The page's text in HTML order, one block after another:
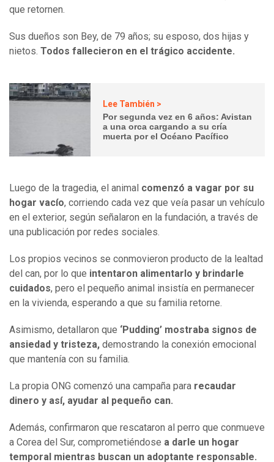
que retornen.
Sus dueños son Bey, de 79 años; su esposo, dos hijas y
nietos. Todos fallecieron en el trágico accidente.
Lee También >
Por segunda vez en 6 años: Avistan
a una orca cargando a su cría
muerta por el Océano Pacífico
Luego de la tragedia, el animal comenzó a vagar por su
hogar vacío, corriendo cada vez que veía pasar un vehículo
en el exterior, según señalaron en la fundación, a través de
una publicación por redes sociales.
Los propios vecinos se conmovieron producto de la lealtad
del can, por lo que intentaron alimentarlo y brindarle
cuidados, pero el pequeño animal insistía en permanecer
en la vivienda, esperando a que su familia retorne.
Asimismo, detallaron que ‘Pudding’ mostraba signos de
ansiedad y tristeza, demostrando la conexión emocional
que mantenía con su familia.
La propia ONG comenzó una campaña para recaudar
dinero y así, ayudar al pequeño can.
Además, confirmaron que rescataron al perro que conmueve
a Corea del Sur, comprometiéndose a darle un hogar
temporal mientras buscan un adoptante responsable.